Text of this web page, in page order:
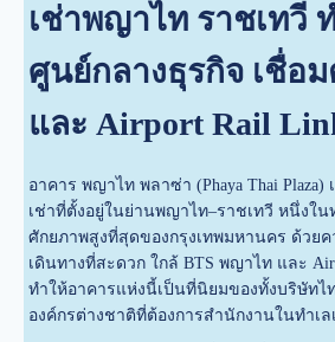
เช่าพญาไท ราชเทวี
ศูนย์กลางธุรกิจ เชื่อม
และ Airport Rail
อาคาร พญาไท พลาซ่า (Phaya Thai
เช่าที่ตั้งอยู่ในย่านพญาไท–ราชเทวี หนึ่งใน
ศักยภาพสูงที่สุดของกรุงเทพมหานคร ด้วย
เดินทางที่สะดวก ใกล้ BTS พญาไท และ
ทำให้อาคารแห่งนี้เป็นที่นิยมของทั้งบริษัทไ
องค์กรต่างชาติที่ต้องการสำนักงานในทำเ